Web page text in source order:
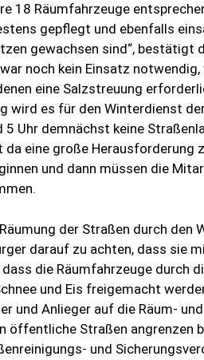
18 Räumfahrzeuge
gepflegt und ebenfalls
gewachsen sind“,
noch kein Einsatz
eine Salzstreuung
wird es für den Winterdienst
5 Uhr demnächst keine
eine große Herausforderung
und dann müssen die
der Straßen durch
darauf zu achten, dass sie
die Räumfahrzeuge durch
und Eis freigemacht
und Anlieger auf die Räum-
öffentliche Straßen angrenzen
und